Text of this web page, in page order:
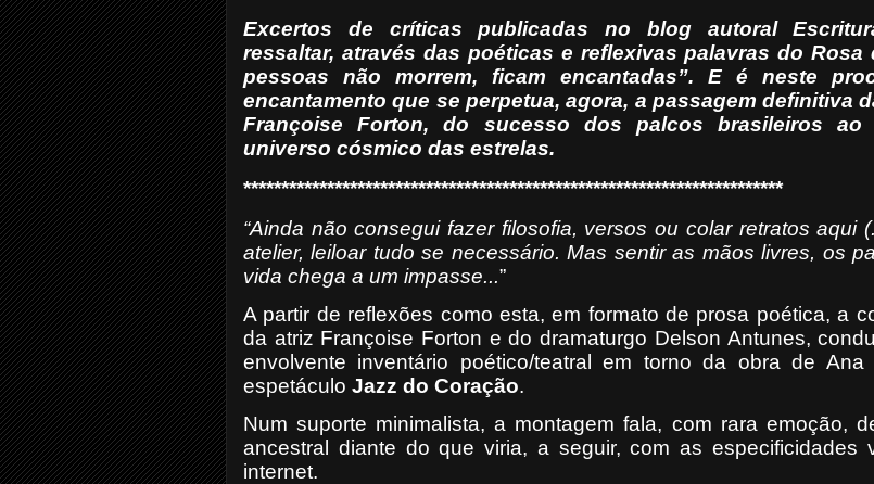
Excertos de críticas publicadas no blog autoral
ressaltar, através das poéticas e reflexivas palavras do
pessoas não morrem, ficam encantadas”. E é neste
encantamento que se perpetua, agora, a passagem definitiva
Françoise Forton, do sucesso dos palcos brasileiros ao
universo cósmico das estrelas.
***********************************************************************
“Ainda não consegui fazer filosofia, versos ou colar retratos aqui
atelier, leiloar tudo se necessário. Mas sentir as mãos livres, os
vida chega a um impasse...”
A partir de reflexões como esta, em formato de prosa poética, a
da atriz Françoise Forton e do dramaturgo Delson Antunes,
envolvente inventário poético/teatral em torno da obra de Ana
espetáculo Jazz do Coração.
Num suporte minimalista, a montagem fala, com rara emoção,
ancestral diante do que viria, a seguir, com as especificidades
internet.